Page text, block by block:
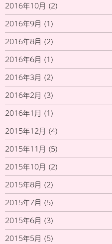
2016年10月 (2)
2016年9月 (1)
2016年8月 (2)
2016年6月 (1)
2016年3月 (2)
2016年2月 (3)
2016年1月 (1)
2015年12月 (4)
2015年11月 (5)
2015年10月 (2)
2015年8月 (2)
2015年7月 (5)
2015年6月 (3)
2015年5月 (5)